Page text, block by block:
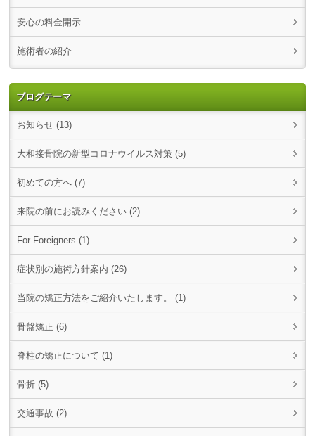
安心の料金開示
施術者の紹介
ブログテーマ
お知らせ (13)
大和接骨院の新型コロナウイルス対策 (5)
初めての方へ (7)
来院の前にお読みください (2)
For Foreigners (1)
症状別の施術方針案内 (26)
当院の矯正方法をご紹介いたします。 (1)
骨盤矯正 (6)
脊柱の矯正について (1)
骨折 (5)
交通事故 (2)